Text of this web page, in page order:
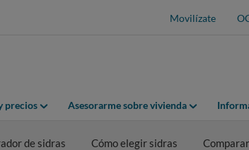
Movilízate
precios Asesorarme sobre vivienda
de sidras Cómo elegir sidras